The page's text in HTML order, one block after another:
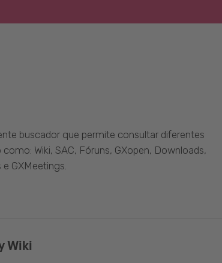
Wiki
buscador que permite consultar diferentes
Wiki, SAC, Fóruns, GXopen, Downloads,
e GXMeetings.